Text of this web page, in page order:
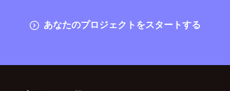
あなたのプロジェクトをスタートする